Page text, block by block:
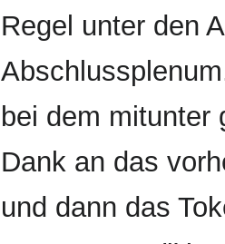
Regel unter den
bei dem mitunter
Dank an das
und dann das